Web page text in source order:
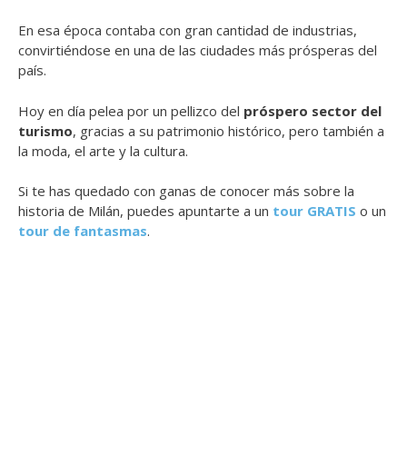
En esa época contaba con gran cantidad de industrias,
convirtiéndose en una de las ciudades más prósperas del
país.
Hoy en día pelea por un pellizco del próspero sector del
turismo, gracias a su patrimonio histórico, pero también a
la moda, el arte y la cultura.
Si te has quedado con ganas de conocer más sobre la
historia de Milán, puedes apuntarte a un tour GRATIS o un
tour de fantasmas.